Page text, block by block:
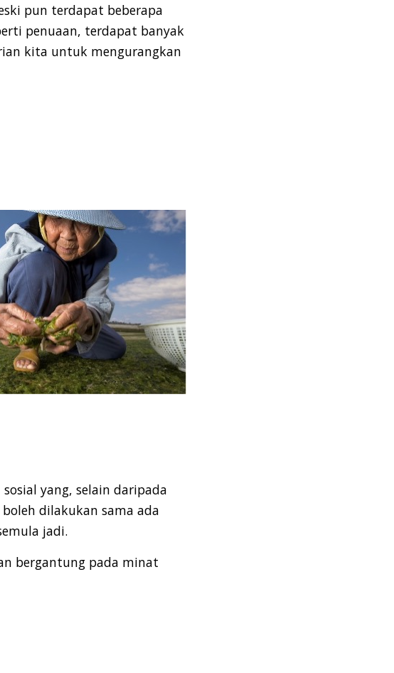
pun terdapat beberapa
penuaan, terdapat banyak
kita untuk mengurangkan
yang, selain daripada
dilakukan sama ada
jadi.
bergantung pada minat